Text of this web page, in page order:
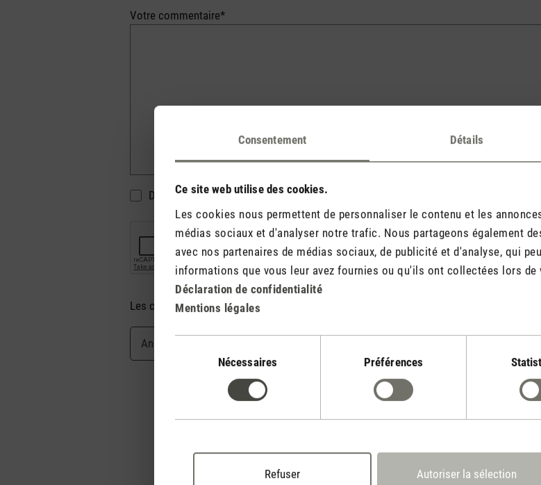
Consentement Détails
Ce site web utilise des cookies.
Les cookies nous permettent de personnaliser le contenu et les
médias sociaux et d'analyser notre trafic. Nous partageons également
avec nos partenaires de médias sociaux, de publicité et d'analyse, qui
informations que vous leur avez fournies ou qu'ils ont collectées lors
Déclaration de confidentialité
Mentions légales
consentement
Nécessaires Préférences
Refuser Autoriser la sélection
Votre commentaire*
Do not display my name (your e-mail address will never be displayed).
Les champs marqués d'un astérisque (*) sont obligatoires.
Annuler